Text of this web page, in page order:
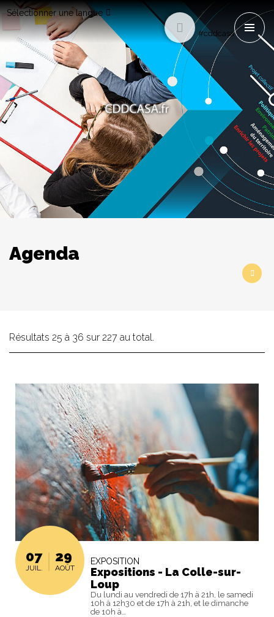
Sélectionner une langue
#cddcasa
Agenda
Résultats 25 à 36 sur 227 au total.
07
JUIL.
29
AOÛT
EXPOSITION
Expositions - La Colle-sur-
Loup
Du lundi au vendredi de 17h à 21h, le samedi
10h à 12h30 et de 17h à 21h, et le dimanche
de 10h à…